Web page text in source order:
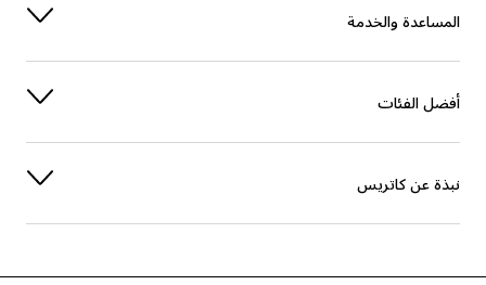
المساعدة والخدمة
أفضل الفئات
نبذة عن كاتريس